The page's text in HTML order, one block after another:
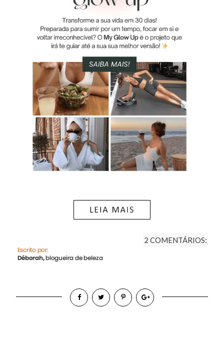
2 COMENTÁRIOS: